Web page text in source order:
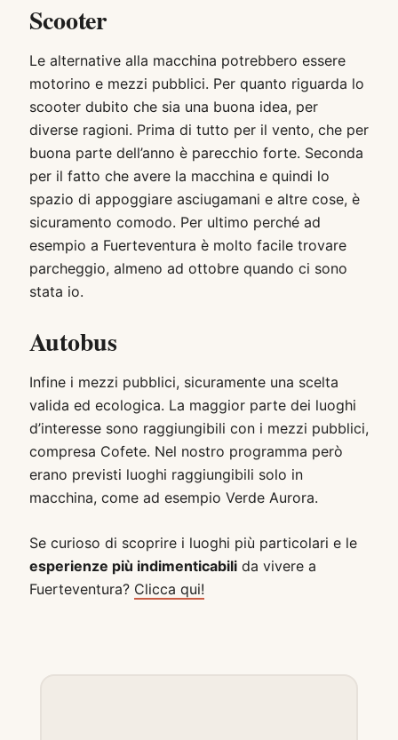
Scooter
Le alternative alla macchina potrebbero essere
motorino e mezzi pubblici. Per quanto riguarda lo
scooter dubito che sia una buona idea, per
diverse ragioni. Prima di tutto per il vento, che per
buona parte dell’anno è parecchio forte. Seconda
per il fatto che avere la macchina e quindi lo
spazio di appoggiare asciugamani e altre cose, è
sicuramento comodo. Per ultimo perché ad
esempio a Fuerteventura è molto facile trovare
parcheggio, almeno ad ottobre quando ci sono
stata io.
Autobus
Infine i mezzi pubblici, sicuramente una scelta
valida ed ecologica. La maggior parte dei luoghi
d’interesse sono raggiungibili con i mezzi pubblici,
compresa Cofete. Nel nostro programma però
erano previsti luoghi raggiungibili solo in
macchina, come ad esempio Verde Aurora.
Se curioso di scoprire i luoghi più particolari e le
esperienze più indimenticabilida vivere a
Fuerteventura? Clicca qui!